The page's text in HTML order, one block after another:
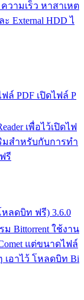
วามเร็ว หาสาเหต
External HDD ไ
ฟล์ PDF เปิดไฟล์ P
เพื่อไว้เปิดไฟ
มสำหรับกับการทำ
รี
หลดบิท ฟรี) 3.6.0
Bittorrent ใช้งาน
แต่ขนาดไฟล์
เอาไว้ โหลดบิท Bi